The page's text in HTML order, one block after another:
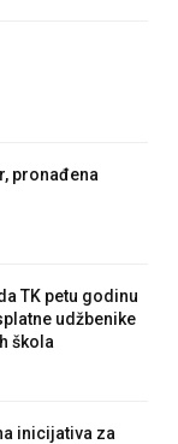
pronađena
TK petu godinu
udžbenike
škola
inicijativa za